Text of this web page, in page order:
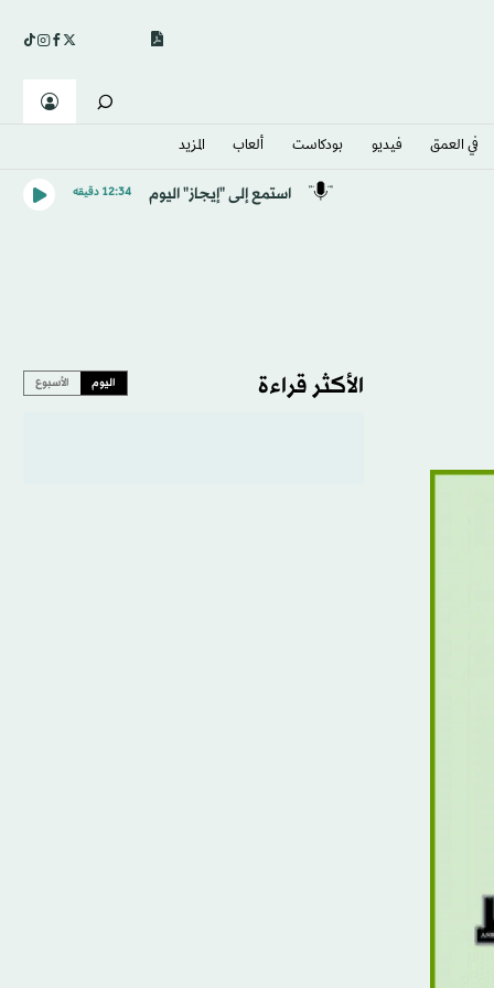
في العمق فيديو بودكاست ألعاب المزيد
استمع إلى "إيجاز" اليوم 12:34 دقيقه
الأكثر قراءة اليوم الأسبوع